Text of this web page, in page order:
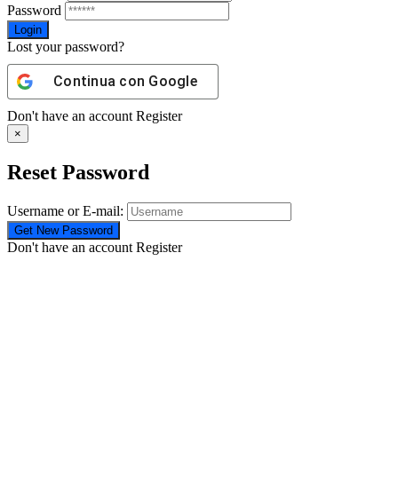
Password
Lost your password?
Continua con Google
Don't have an account Register
×
Reset Password
Username or E-mail:
Don't have an account Register